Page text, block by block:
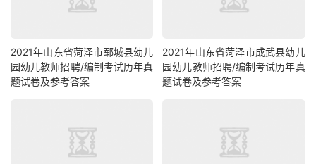
2021年山东省菏泽市郓城县幼儿
园幼儿教师招聘/编制考试历年真
题试卷及参考答案
2021年山东省菏泽市成武县幼儿
园幼儿教师招聘/编制考试历年真
题试卷及参考答案